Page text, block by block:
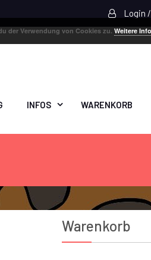
Login
INFOS WARENKORB
Warenkorb
der Verwendung von Cookies zu. Weitere